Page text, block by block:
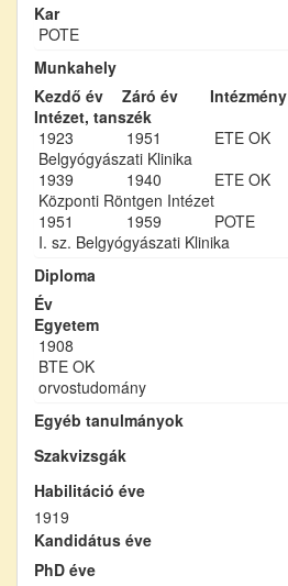
Kar
POTE
Munkahely
Kezdő év
Záró év
Intézmény
Intézet, tanszék
1923
1951
ETE OK
Belgyógyászati Klinika
1939
1940
ETE OK
Központi Röntgen Intézet
1951
1959
POTE
I. sz. Belgyógyászati Klinika
Diploma
Év
Egyetem
1908
BTE OK
orvostudomány
Egyéb tanulmányok
Szakvizsgák
Habilitáció éve
1919
Kandidátus éve
PhD éve